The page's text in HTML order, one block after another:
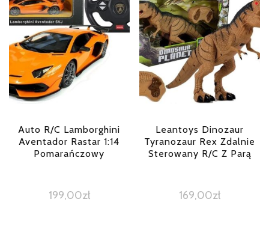
Auto R/C Lamborghini
Aventador Rastar 1:14
Pomarańczowy
199,00zł
Leantoys Dinozaur
Tyranozaur Rex Zdalnie
Sterowany R/C Z Parą
169,00zł